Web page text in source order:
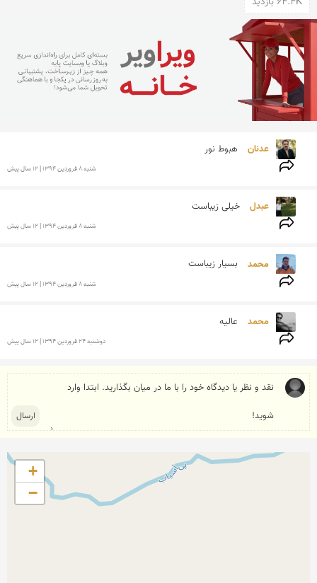
عدنان هبوط نور
شنبه 8 فروردين 1394 | 12 سال پیش
عبدل خیلی زیباست
شنبه 8 فروردين 1394 | 12 سال پیش
محمد بسيار زيباست
شنبه 8 فروردين 1394 | 12 سال پیش
محمد عالیه
دوشنبه 24 فروردين 1394 | 12 سال پیش
+
−